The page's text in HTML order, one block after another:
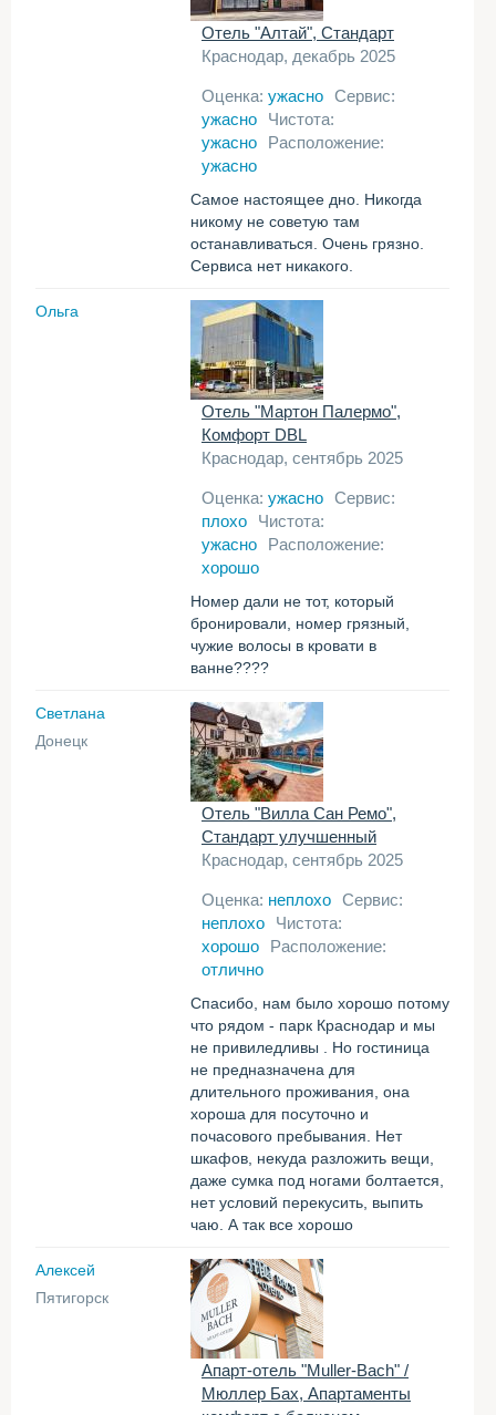
Отель "Алтай", Стандарт
Краснодар, декабрь 2025
Оценка: ужасно Сервис:
ужасно
Чистота:
ужасно
Расположение:
ужасно
Самое настоящее дно. Никогда
никому не советую там
останавливаться. Очень грязно.
Сервиса нет никакого.
Ольга
Отель "Мартон Палермо",
Комфорт DBL
Краснодар, сентябрь 2025
Оценка: ужасно Сервис:
плохо
Чистота:
ужасно
Расположение:
хорошо
Номер дали не тот, который
бронировали, номер грязный,
чужие волосы в кровати в
ванне????
Светлана
Донецк
Отель "Вилла Сан Ремо",
Стандарт улучшенный
Краснодар, сентябрь 2025
Оценка: неплохо Сервис:
неплохо
Чистота:
хорошо
Расположение:
отлично
Спасибо, нам было хорошо потому
что рядом - парк Краснодар и мы
не привиледливы . Но гостиница
не предназначена для
длительного проживания, она
хороша для посуточно и
почасового пребывания. Нет
шкафов, некуда разложить вещи,
даже сумка под ногами болтается,
нет условий перекусить, выпить
чаю. А так все хорошо
Алексей
Пятигорск
Апарт-отель "Muller-Bach" /
Мюллер Бах, Апартаменты